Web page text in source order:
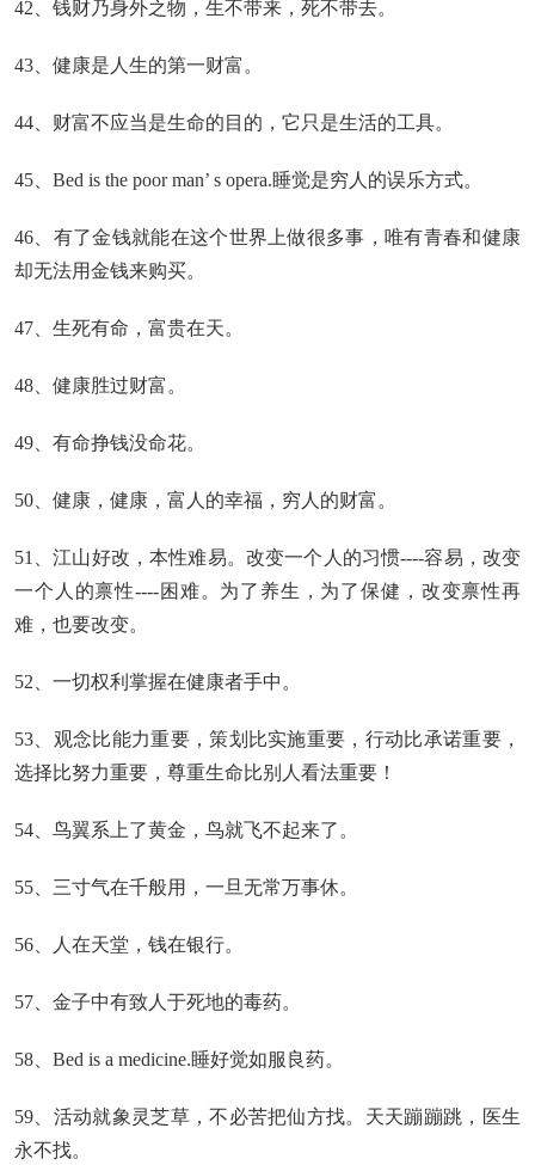
42、钱财乃身外之物，生不带来，死不带去。
43、健康是人生的第一财富。
44、财富不应当是生命的目的，它只是生活的工具。
45、Bed is the poor man’ s opera.睡觉是穷人的误乐方式。
46、有了金钱就能在这个世界上做很多事，唯有青春和健康
却无法用金钱来购买。
47、生死有命，富贵在天。
48、健康胜过财富。
49、有命挣钱没命花。
50、健康，健康，富人的幸福，穷人的财富。
51、江山好改，本性难易。改变一个人的习惯----容易，改变
一个人的禀性----困难。为了养生，为了保健，改变禀性再
难，也要改变。
52、一切权利掌握在健康者手中。
53、观念比能力重要，策划比实施重要，行动比承诺重要，
选择比努力重要，尊重生命比别人看法重要！
54、鸟翼系上了黄金，鸟就飞不起来了。
55、三寸气在千般用，一旦无常万事休。
56、人在天堂，钱在银行。
57、金子中有致人于死地的毒药。
58、Bed is a medicine.睡好觉如服良药。
59、活动就象灵芝草，不必苦把仙方找。天天蹦蹦跳，医生
永不找。